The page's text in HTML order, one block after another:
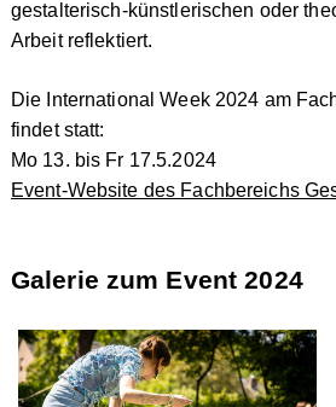
gestalterisch-künstlerischen oder
Arbeit reflektiert.
Die International Week 2024 am
findet statt:
Mo 13. bis Fr 17.5.2024
Event-Website des Fachbereichs
Galerie zum Event 2024